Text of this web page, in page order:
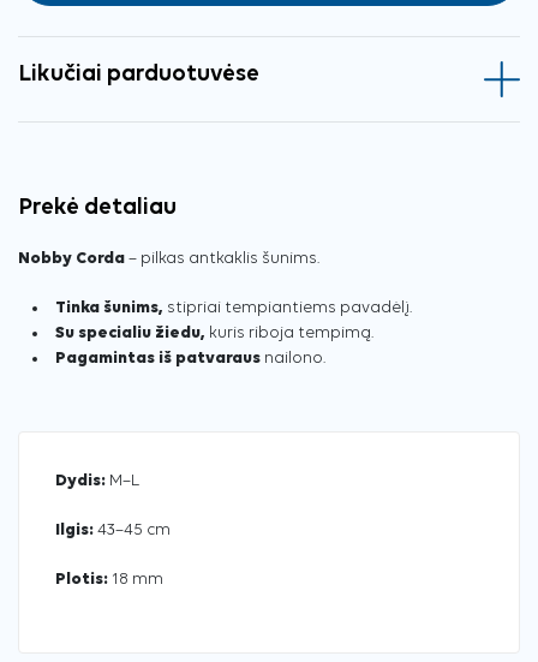
Likučiai parduotuvėse
Prekė detaliau
Nobby Corda – pilkas antkaklis šunims.
Tinka šunims, stipriai tempiantiems pavadėlį.
Su specialiu žiedu, kuris riboja tempimą.
Pagamintas iš patvaraus nailono.
Dydis: M–L
Ilgis: 43–45 cm
Plotis: 18 mm